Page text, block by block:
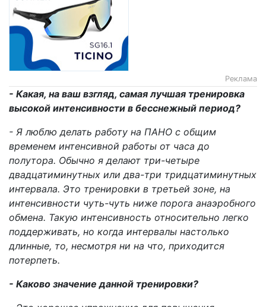
Реклама
- Какая, на ваш взгляд, самая лучшая тренировка
высокой интенсивности в бесснежный период?
- Я люблю делать работу на ПАНО с общим
временем интенсивной работы от часа до
полутора. Обычно я делают три-четыре
двадцатиминутных или два-три тридцатиминутных
интервала. Это тренировки в третьей зоне, на
интенсивности чуть-чуть ниже порога анаэробного
обмена. Такую интенсивность относительно легко
поддерживать, но когда интервалы настолько
длинные, то, несмотря ни на что, приходится
потерпеть.
- Каково значение данной тренировки?